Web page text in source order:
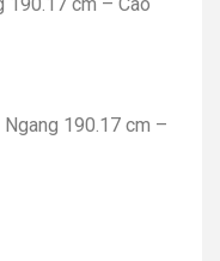
190.17 cm –